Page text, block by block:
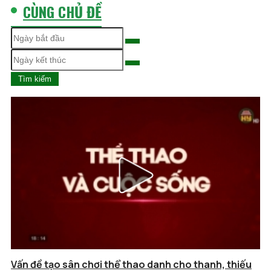
CÙNG CHỦ ĐỀ
Tìm kiếm
Vấn đề tạo sân chơi thể thao danh cho thanh, thiếu